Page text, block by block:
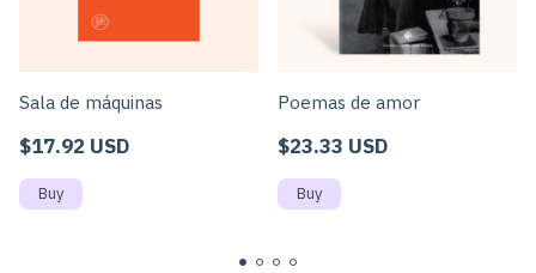
Sala de máquinas
$17.92 USD
Poemas de amor
$23.33 USD